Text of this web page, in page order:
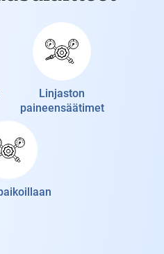
Linjaston
paineensäätimet